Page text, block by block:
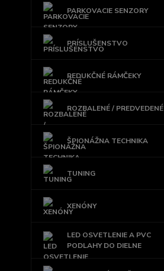
PARKOVACIE SENZORY
PRÍSLUŠENSTVO
REDUKČNÉ RÁMČEKY
ROZBALENÉ / PREDVEDENÉ
ŠPIONÁŽNA TECHNIKA
TUNING
XENÓNY
LED OSVETLENIE A PVC
PODLAHY DO DIELNE